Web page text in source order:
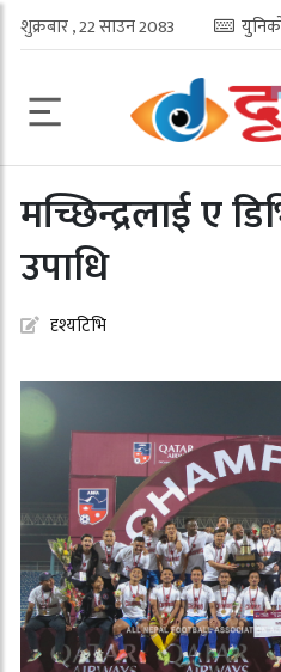
शुक्रबार , 22 साउन 2083
मच्छिन्द्रलाई ए
उपाधि
दृश्यटिभि